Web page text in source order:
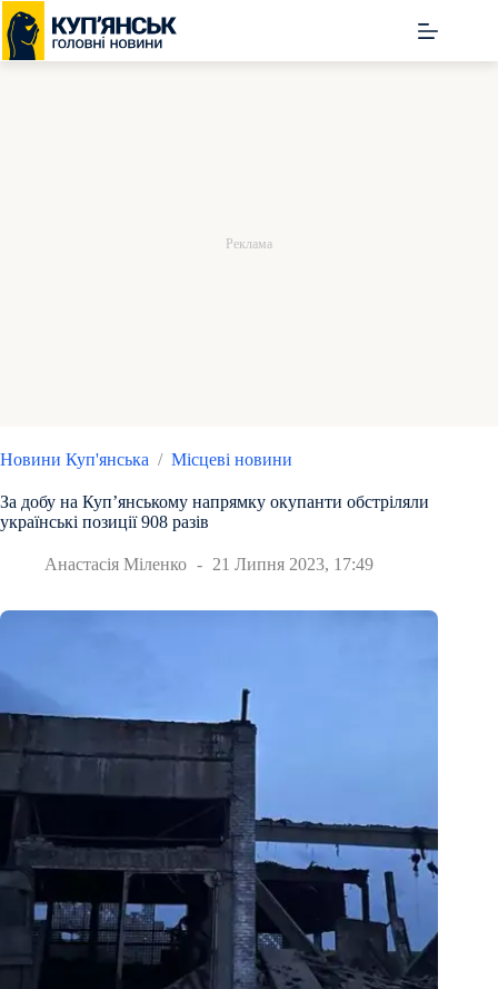
Перейти
до
вмісту
Новини Куп'янська / Місцеві новини
За добу на Куп’янському напрямку окупанти обстріляли
українські позиції 908 разів
Анастасія Міленко 21 Липня 2023, 17:49